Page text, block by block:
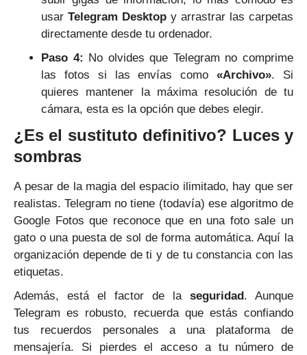
usar Telegram Desktop y arrastrar las carpetas
directamente desde tu ordenador.
Paso 4: No olvides que Telegram no comprime
las fotos si las envías como«Archivo». Si
quieres mantener la máxima resolución de tu
cámara, esta es la opción que debes elegir.
¿Es el sustituto definitivo? Luces y
sombras
A pesar de la magia del espacio ilimitado, hay que ser
realistas. Telegram no tiene (todavía) ese algoritmo de
Google Fotos que reconoce que en una foto sale un
gato o una puesta de sol de forma automática. Aquí la
organización depende de ti y de tu constancia con las
etiquetas.
Además, está el factor de la seguridad . Aunque
Telegram es robusto, recuerda que estás confiando
tus recuerdos personales a una plataforma de
mensajería. Si pierdes el acceso a tu número de